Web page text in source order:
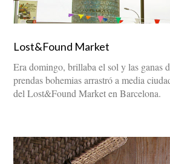
Lost&Found Market
Era domingo, brillaba el sol y las ganas
prendas bohemias arrastró a media
del Lost&Found Market en Barcelona.